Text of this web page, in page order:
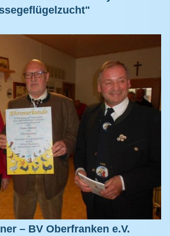
– BV Oberfranken e.V.